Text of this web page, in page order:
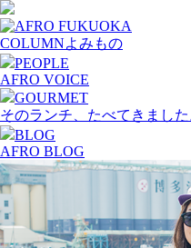
COLUMNよみもの
PEOPLE
AFRO VOICE
GOURMET
そのランチ、たべてきました
BLOG
AFRO BLOG